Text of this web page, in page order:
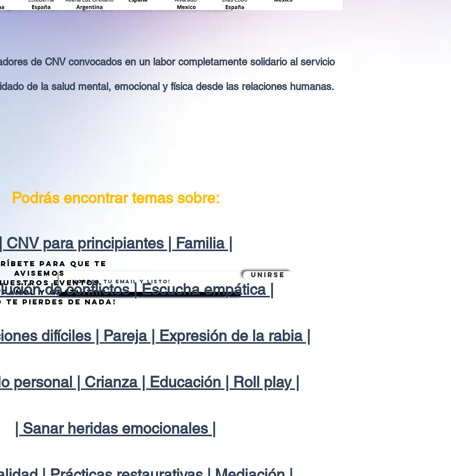
Unirse
para que te
avisemos
eventos
y gratuitos
te pierdes de nada!
el formulario con el que resuene tu corazón al servicio de esta comunidad
de CNV convocados en un labor completamente solidario al servicio
de la salud mental, emocional y física desde las relaciones humanas.
Podrás encontrar temas sobre:
CNV para principiantes | Familia |
de conflictos | Escucha empática |
difíciles | Pareja | Expresión de la rabia |
personal | Crianza | Educación | Roll play |
| Sanar heridas emocionales |